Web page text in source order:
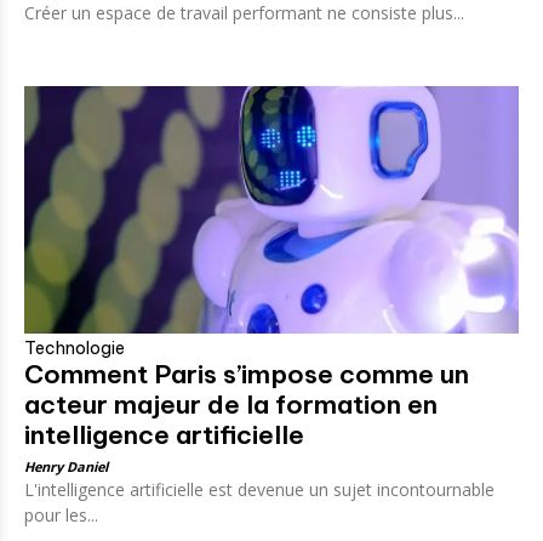
Créer un espace de travail performant ne consiste plus...
Technologie
Comment Paris s’impose comme un
acteur majeur de la formation en
intelligence artificielle
Henry Daniel
L'intelligence artificielle est devenue un sujet incontournable
pour les...